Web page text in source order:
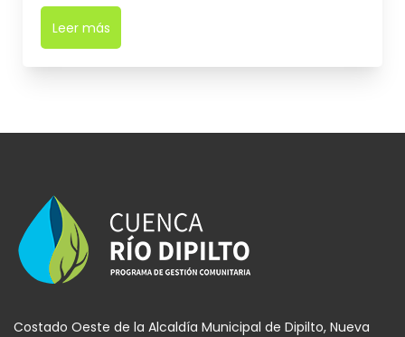
Leer más
Costado Oeste de la Alcaldía Municipal de Dipilto, Nueva